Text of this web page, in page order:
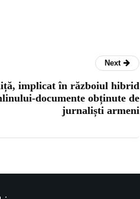
Next
implicat în războiul hibrid
documente obținute de
jurnaliști armeni